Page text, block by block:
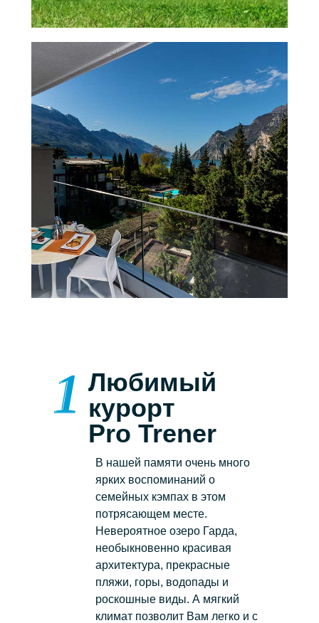
В нашей памяти очень много
ярких воспоминаний о
семейных кэмпах в этом
потрясающем месте.
Невероятное озеро Гарда,
необыкновенно красивая
архитектура, прекрасные
пляжи, горы, водопады и
роскошные виды. А мягкий
климат позволит Вам легко и с
Любимый
курорт
Pro Trener